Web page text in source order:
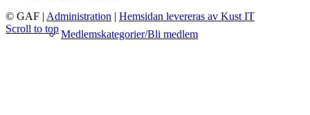
Medlemskategorier/Bli medlem
© GAF | Administration | Hemsidan levereras av Kust IT
Scroll to top